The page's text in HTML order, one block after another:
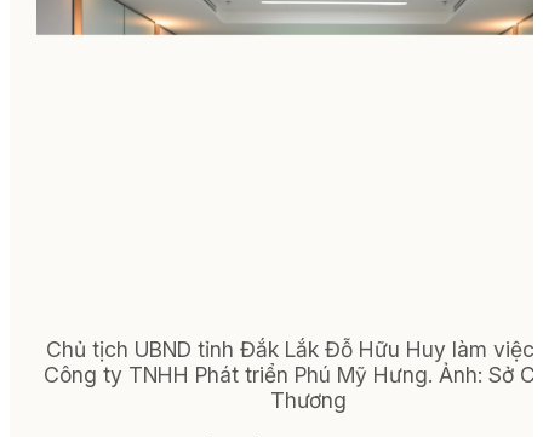
Chủ tịch UBND tỉnh Đắk Lắk Đỗ Hữu Huy làm việc
Công ty TNHH Phát triển Phú Mỹ Hưng. Ảnh: Sở
Thương